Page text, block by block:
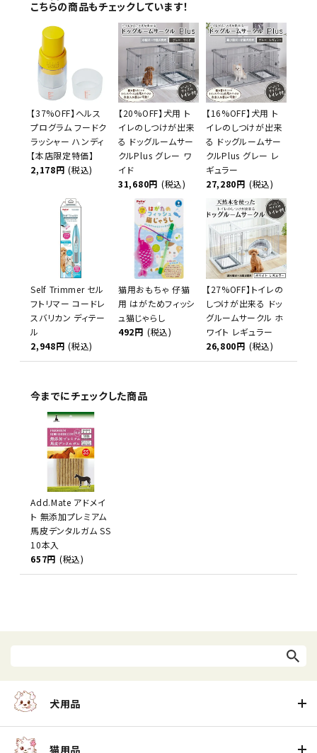
こちらの商品もチェックしています！
【37%OFF】ヘルス
プログラム フードク
ラッシャー ハンディ
【本店限定特価】
2,178円 (税込)
【20%OFF】犬用 ト
イレのしつけが出来
る ドッグルームサー
クルPlus グレー ワ
イド
31,680円 (税込)
【16%OFF】犬用 ト
イレのしつけが出来
る ドッグルームサー
クルPlus グレー レ
ギュラー
27,280円 (税込)
Self Trimmer セル
フトリマー コードレ
スバリカン ディテー
ル
2,948円 (税込)
猫用おもちゃ 仔猫
用 はがためフィッシ
ュ猫じゃらし
492円 (税込)
【27%OFF】トイレの
しつけが出来る ドッ
グルームサークル ホ
ワイト レギュラー
26,800円 (税込)
今までにチェックした商品
Add.Mate アドメイ
ト 無添加プレミアム
馬皮デンタルガム SS
10本入
657円 (税込)
犬用品
猫用品